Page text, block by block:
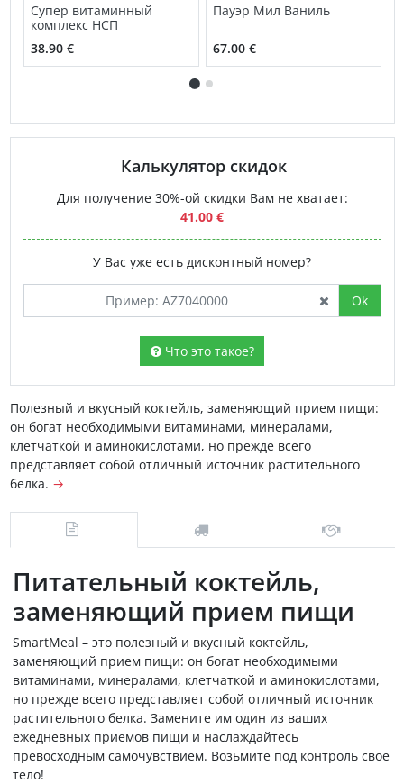
Супер витаминный
комплекс НСП
38.90 €
Пауэр Мил Ваниль
67.00 €
Калькулятор скидок
Для получение 30%-ой скидки Вам не хватает:
41.00 €
У Вас уже есть дисконтный номер?
Ok
Что это такое?
Полезный и вкусный коктейль, заменяющий прием пищи:
он богат необходимыми витаминами, минералами,
клетчаткой и аминокислотами, но прежде всего
представляет собой отличный источник растительного
белка. →
Питательный коктейль,
заменяющий прием пищи
SmartMeal – это полезный и вкусный коктейль,
заменяющий прием пищи: он богат необходимыми
витаминами, минералами, клетчаткой и аминокислотами,
но прежде всего представляет собой отличный источник
растительного белка. Замените им один из ваших
ежедневных приемов пищи и наслаждайтесь
превосходным самочувствием. Возьмите под контроль свое
тело!